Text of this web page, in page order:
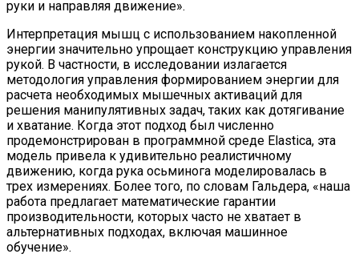
руки и направляя движение».
Интерпретация мышц с использованием накопленной
энергии значительно упрощает конструкцию управления
рукой. В частности, в исследовании излагается
методология управления формированием энергии для
расчета необходимых мышечных активаций для
решения манипулятивных задач, таких как дотягивание
и хватание. Когда этот подход был численно
продемонстрирован в программной среде Elastica, эта
модель привела к удивительно реалистичному
движению, когда рука осьминога моделировалась в
трех измерениях. Более того, по словам Гальдера, «наша
работа предлагает математические гарантии
производительности, которых часто не хватает в
альтернативных подходах, включая машинное
обучение».